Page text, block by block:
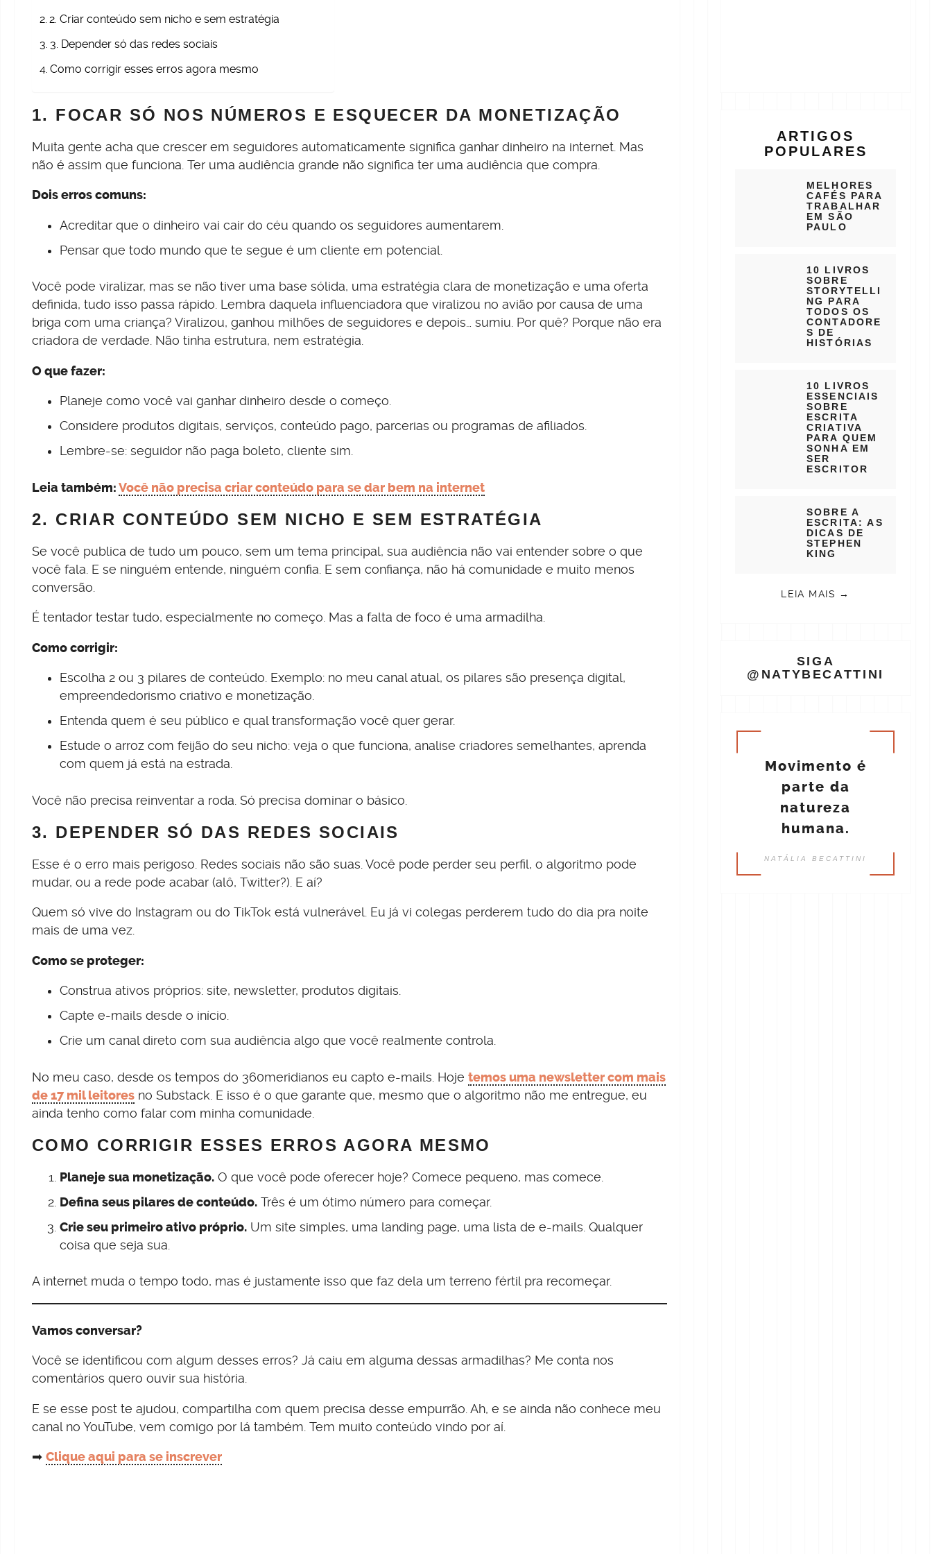
2. Criar conteúdo sem nicho e sem estratégia
3. Depender só das redes sociais
Como corrigir esses erros agora mesmo
1. FOCAR SÓ NOS NÚMEROS E ESQUECER DA MONETIZAÇÃO
Muita gente acha que crescer em seguidores automaticamente significa ganhar dinheiro na internet. Mas
não é assim que funciona. Ter uma audiência grande não significa ter uma audiência que compra.
Dois erros comuns:
Acreditar que o dinheiro vai cair do céu quando os seguidores aumentarem.
Pensar que todo mundo que te segue é um cliente em potencial.
Você pode viralizar, mas se não tiver uma base sólida, uma estratégia clara de monetização e uma oferta
definida, tudo isso passa rápido. Lembra daquela influenciadora que viralizou no avião por causa de uma
briga com uma criança? Viralizou, ganhou milhões de seguidores e depois… sumiu. Por quê? Porque não era
criadora de verdade. Não tinha estrutura, nem estratégia.
O que fazer:
Planeje como você vai ganhar dinheiro desde o começo.
Considere produtos digitais, serviços, conteúdo pago, parcerias ou programas de afiliados.
Lembre-se: seguidor não paga boleto, cliente sim.
Leia também: Você não precisa criar conteúdo para se dar bem na internet
2. CRIAR CONTEÚDO SEM NICHO E SEM ESTRATÉGIA
Se você publica de tudo um pouco, sem um tema principal, sua audiência não vai entender sobre o que
você fala. E se ninguém entende, ninguém confia. E sem confiança, não há comunidade e muito menos
conversão.
É tentador testar tudo, especialmente no começo. Mas a falta de foco é uma armadilha.
Como corrigir:
Escolha 2 ou 3 pilares de conteúdo. Exemplo: no meu canal atual, os pilares são presença digital,
empreendedorismo criativo e monetização.
Entenda quem é seu público e qual transformação você quer gerar.
Estude o arroz com feijão do seu nicho: veja o que funciona, analise criadores semelhantes, aprenda
com quem já está na estrada.
Você não precisa reinventar a roda. Só precisa dominar o básico.
3. DEPENDER SÓ DAS REDES SOCIAIS
Esse é o erro mais perigoso. Redes sociais não são suas. Você pode perder seu perfil, o algoritmo pode
mudar, ou a rede pode acabar (alô, Twitter?). E aí?
Quem só vive do Instagram ou do TikTok está vulnerável. Eu já vi colegas perderem tudo do dia pra noite
mais de uma vez.
Como se proteger:
Construa ativos próprios: site, newsletter, produtos digitais.
Capte e-mails desde o início.
Crie um canal direto com sua audiência algo que você realmente controla.
No meu caso, desde os tempos do 360meridianos eu capto e-mails. Hoje temos uma newsletter com mais
de 17 mil leitores no Substack. E isso é o que garante que, mesmo que o algoritmo não me entregue, eu
ainda tenho como falar com minha comunidade.
COMO CORRIGIR ESSES ERROS AGORA MESMO
Planeje sua monetização. O que você pode oferecer hoje? Comece pequeno, mas comece.
Defina seus pilares de conteúdo. Três é um ótimo número para começar.
Crie seu primeiro ativo próprio. Um site simples, uma landing page, uma lista de e-mails. Qualquer
coisa que seja sua.
A internet muda o tempo todo, mas é justamente isso que faz dela um terreno fértil pra recomeçar.
Vamos conversar?
Você se identificou com algum desses erros? Já caiu em alguma dessas armadilhas? Me conta nos
comentários quero ouvir sua história.
E se esse post te ajudou, compartilha com quem precisa desse empurrão. Ah, e se ainda não conhece meu
canal no YouTube, vem comigo por lá também. Tem muito conteúdo vindo por aí.
➡ Clique aqui para se inscrever
ARTIGOS
POPULARES
MELHORES
CAFÉS PARA
TRABALHAR
EM SÃO
PAULO
10 LIVROS
SOBRE
STORYTELLI
NG PARA
TODOS OS
CONTADORE
S DE
HISTÓRIAS
10 LIVROS
ESSENCIAIS
SOBRE
ESCRITA
CRIATIVA
PARA QUEM
SONHA EM
SER
ESCRITOR
SOBRE A
ESCRITA: AS
DICAS DE
STEPHEN
KING
LEIA MAIS →
SIGA
@NATYBECATTINI
Movimento é
parte da
natureza
humana.
NATÁLIA BECATTINI